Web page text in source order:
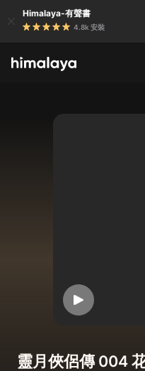
Himalaya-有聲書
4.8k 安裝
靈月俠侶傳 004